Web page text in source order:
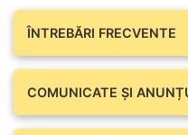
ÎNTREBĂRI FRECVENTE
COMUNICATE ŞI